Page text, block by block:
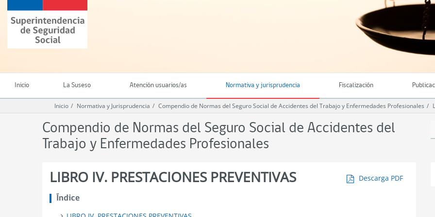
contenido
principal
Superintendencia
de
Seguridad
(SUSESO)
Chile
Inicio La Suseso Atención usuarios/as Normativa y jurisprudencia Fiscalización
Inicio Normativa y Jurisprudencia Compendio de Normas del Seguro Social de Accidentes del Trabajo y Enfermedades Profesionales
Compendio de Normas del Seguro Social de Accidentes del
Trabajo y Enfermedades Profesionales
Descarga PDF
LIBRO IV. PRESTACIONES PREVENTIVAS
Índice